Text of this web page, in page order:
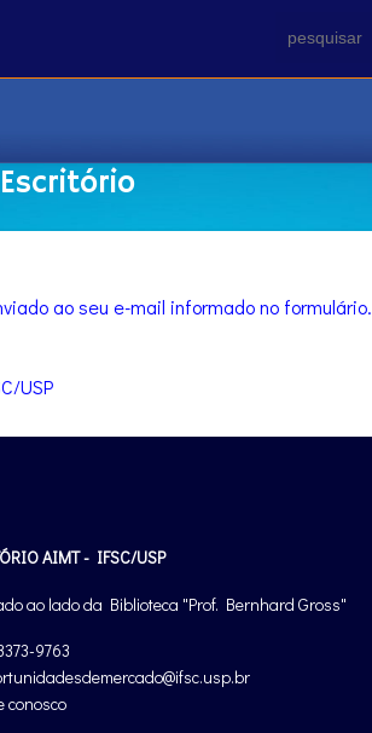
ao seu e-mail informado no formulário.
USP
AIMT - IFSC/USP
ao lado da Biblioteca "Prof. Bernhard Gross"
9763
conosco